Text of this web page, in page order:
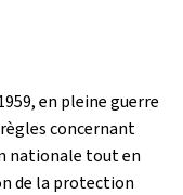
en pleine guerre
concernant
nationale tout en
de la protection